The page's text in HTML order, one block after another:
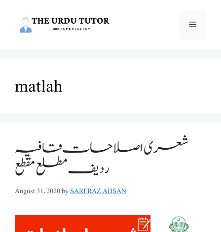
Menu
matlah
شعری اصلاحات قافیہ
ردیف مطلع مقطع
August 31, 2020bySARFRAZ AHSAN